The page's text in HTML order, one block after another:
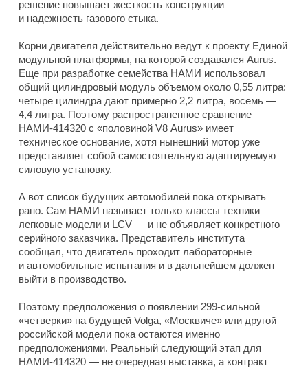
решение повышает жесткость конструкции
и надежность газового стыка.
Корни двигателя действительно ведут к проекту Единой
модульной платформы, на которой создавался Aurus.
Еще при разработке семейства НАМИ использовал
общий цилиндровый модуль объемом около 0,55 литра:
четыре цилиндра дают примерно 2,2 литра, восемь —
4,4 литра. Поэтому распространенное сравнение
НАМИ-414320 с «половиной V8 Aurus» имеет
техническое основание, хотя нынешний мотор уже
представляет собой самостоятельную адаптируемую
силовую установку.
А вот список будущих автомобилей пока открывать
рано. Сам НАМИ называет только классы техники —
легковые модели и LCV — и не объявляет конкретного
серийного заказчика. Представитель института
сообщал, что двигатель проходит лабораторные
и автомобильные испытания и в дальнейшем должен
выйти в производство.
Поэтому предположения о появлении 299-сильной
«четверки» на будущей Volga, «Москвиче» или другой
российской модели пока остаются именно
предположениями. Реальный следующий этап для
НАМИ-414320 — не очередная выставка, а контракт